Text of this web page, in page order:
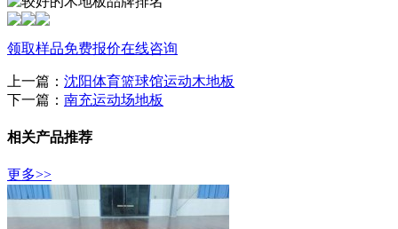
领取样品免费报价在线咨询
上一篇： 沈阳体育篮球馆运动木地板
下一篇： 南充运动场地板
相关产品推荐
更多>>